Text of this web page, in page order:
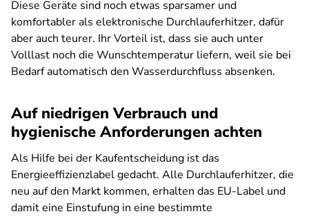
Diese Geräte sind noch etwas sparsamer und
komfortabler als elektronische Durchlauferhitzer, dafür
aber auch teurer. Ihr Vorteil ist, dass sie auch unter
Volllast noch die Wunschtemperatur liefern, weil sie bei
Bedarf automatisch den Wasserdurchfluss absenken.
Auf niedrigen Verbrauch und
hygienische Anforderungen achten
Als Hilfe bei der Kaufentscheidung ist das
Energieeffizienzlabel gedacht. Alle Durchlauferhitzer, die
neu auf den Markt kommen, erhalten das EU-Label und
damit eine Einstufung in eine bestimmte